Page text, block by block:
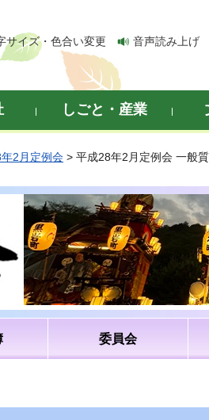
サイズ・色合い変更 音声読み上げ
しごと・産業
2月定例会 > 平成28年2月定例会 一般
委員会